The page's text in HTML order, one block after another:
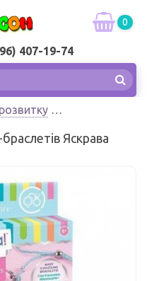
407-19-74
0
Яскрава
Яскрава